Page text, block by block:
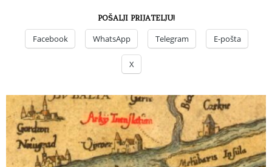
POŠALJI PRIJATELJU!
Facebook WhatsApp Telegram E-pošta
X